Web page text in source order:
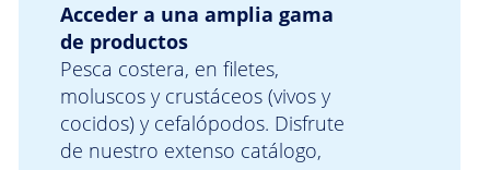
Acceder a una amplia gama
de productos
Pesca costera, en filetes,
moluscos y crustáceos (vivos y
cocidos) y cefalópodos. Disfrute
de nuestro extenso catálogo,